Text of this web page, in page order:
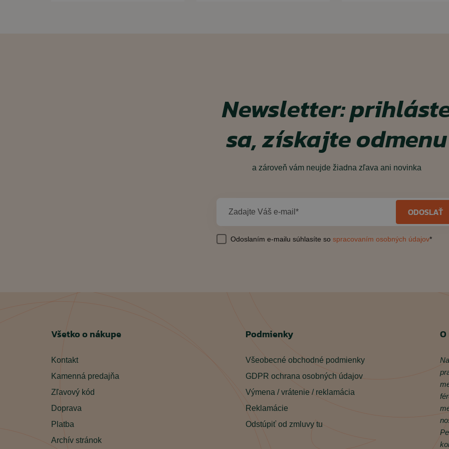
Newsletter:
sa, získajte odmenu
a zároveň vám neujde žiadna zľava ani novinka
Zadajte Váš e-mail* ODOSLAŤ
Odoslaním e-mailu súhlasíte so spracovaním osobných údajov*
Všetko o nákupe
Kontakt
Kamenná predajňa
Zľavový kód
Doprava
Platba
Archív stránok
Podmienky
Všeobecné obchodné podmienky
GDPR ochrana osobných údajov
Výmena / vrátenie / reklamácia
Reklamácie
Odstúpiť od zmluvy tu